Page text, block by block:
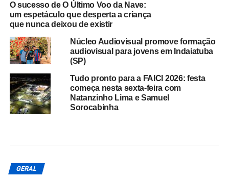
O sucesso de O Último Voo da Nave:
um espetáculo que desperta a criança
que nunca deixou de existir
Núcleo Audiovisual promove formação
audiovisual para jovens em Indaiatuba
(SP)
Tudo pronto para a FAICI 2026: festa
começa nesta sexta-feira com
Natanzinho Lima e Samuel
Sorocabinha
GERAL